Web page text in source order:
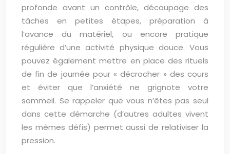
profonde avant un contrôle, découpage des
tâches en petites étapes, préparation à
l’avance du matériel, ou encore pratique
régulière d’une activité physique douce. Vous
pouvez également mettre en place des rituels
de fin de journée pour « décrocher » des cours
et éviter que l’anxiété ne grignote votre
sommeil. Se rappeler que vous n’êtes pas seul
dans cette démarche (d’autres adultes vivent
les mêmes défis) permet aussi de relativiser la
pression.